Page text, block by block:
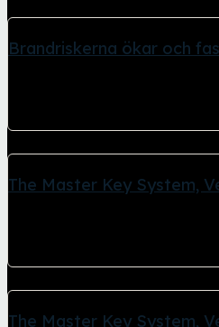
Brandriskerna ökar och
The Master Key System,
The Master Key System,